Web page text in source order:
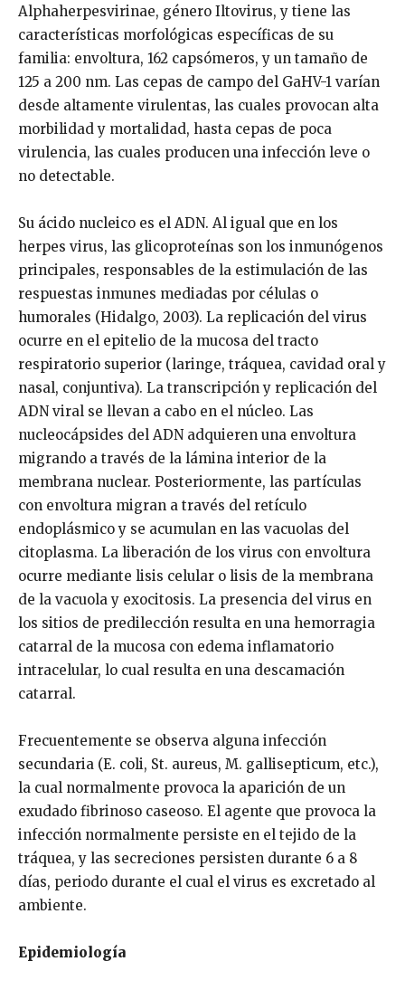
Alphaherpesvirinae, género Iltovirus, y tiene las
características morfológicas específicas de su
familia: envoltura, 162 capsómeros, y un tamaño de
125 a 200 nm. Las cepas de campo del GaHV-1 varían
desde altamente virulentas, las cuales provocan alta
morbilidad y mortalidad, hasta cepas de poca
virulencia, las cuales producen una infección leve o
no detectable.
Su ácido nucleico es el ADN. Al igual que en los
herpes virus, las glicoproteínas son los inmunógenos
principales, responsables de la estimulación de las
respuestas inmunes mediadas por células o
humorales (Hidalgo, 2003). La replicación del virus
ocurre en el epitelio de la mucosa del tracto
respiratorio superior (laringe, tráquea, cavidad oral y
nasal, conjuntiva). La transcripción y replicación del
ADN viral se llevan a cabo en el núcleo. Las
nucleocápsides del ADN adquieren una envoltura
migrando a través de la lámina interior de la
membrana nuclear. Posteriormente, las partículas
con envoltura migran a través del retículo
endoplásmico y se acumulan en las vacuolas del
citoplasma. La liberación de los virus con envoltura
ocurre mediante lisis celular o lisis de la membrana
de la vacuola y exocitosis. La presencia del virus en
los sitios de predilección resulta en una hemorragia
catarral de la mucosa con edema inflamatorio
intracelular, lo cual resulta en una descamación
catarral.
Frecuentemente se observa alguna infección
secundaria (E. coli, St. aureus, M. gallisepticum, etc.),
la cual normalmente provoca la aparición de un
exudado fibrinoso caseoso. El agente que provoca la
infección normalmente persiste en el tejido de la
tráquea, y las secreciones persisten durante 6 a 8
días, periodo durante el cual el virus es excretado al
ambiente.
Epidemiología